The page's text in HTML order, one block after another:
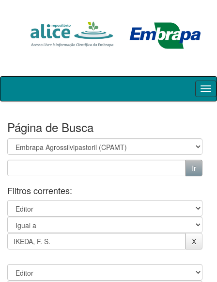
Skip
Página de Busca
Filtros correntes: